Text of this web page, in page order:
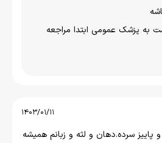
به پزشک عمومی ابتدا مراجعه
1403/01/11
سرده.دهان و لثه و زبانم همیشه